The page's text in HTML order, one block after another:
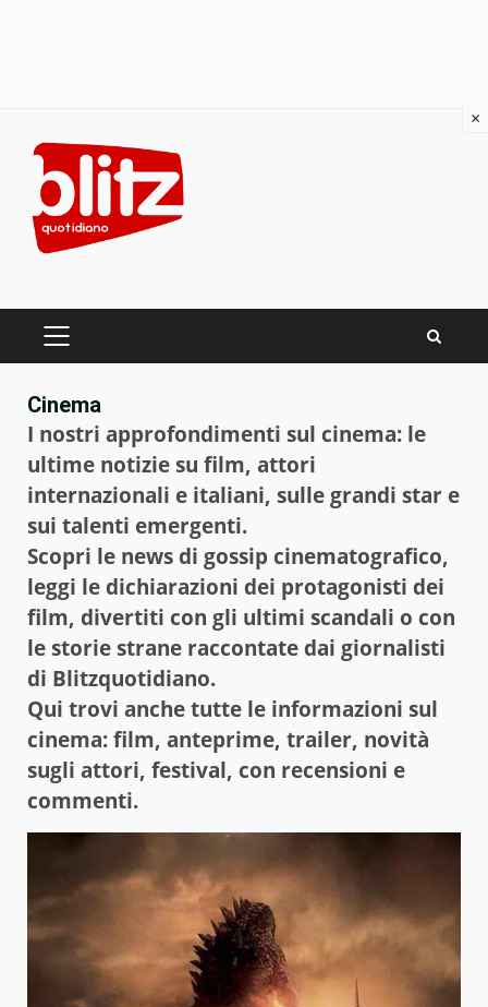
content
PRIMARY
Cinema
I nostri approfondimenti sul cinema: le
ultime notizie su film, attori
internazionali e italiani, sulle grandi star e
sui talenti emergenti.
Scopri le news di gossip cinematografico,
leggi le dichiarazioni dei protagonisti dei
film, divertiti con gli ultimi scandali o con
le storie strane raccontate dai giornalisti
di Blitzquotidiano.
Qui trovi anche tutte le informazioni sul
cinema: film, anteprime, trailer, novità
sugli attori, festival, con recensioni e
commenti.
×